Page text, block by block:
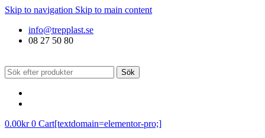
Skip to navigation Skip to main content
info@trepplast.se
08 27 50 80
Sök
0.00kr 0 Cart[textdomain=elementor-pro;]